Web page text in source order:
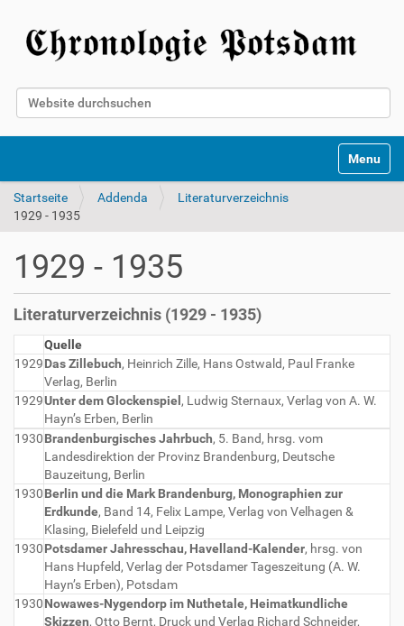
Website durchsuchen
Toggle
Startseite Addenda
Literaturverzeichnis
1929 - 1935
1929 - 1935
Literaturverzeichnis (1929 - 1935)
Quelle
1929Das Zillebuch, Heinrich Zille, Hans Ostwald, Paul Franke
Verlag, Berlin
1929Unter dem Glockenspiel , Ludwig Sternaux, Verlag von A. W.
Hayn’s Erben, Berlin
1930Brandenburgisches Jahrbuch, 5. Band, hrsg. vom
Landesdirektion der Provinz Brandenburg, Deutsche
Bauzeitung, Berlin
1930Berlin und die Mark Brandenburg, Monographien zur
Erdkunde, Band 14, Felix Lampe, Verlag von Velhagen &
Klasing, Bielefeld und Leipzig
1930Potsdamer Jahresschau, Havelland-Kalender, hrsg. von
Hans Hupfeld, Verlag der Potsdamer Tageszeitung (A. W.
Hayn’s Erben), Potsdam
1930Nowawes-Nygendorp im Nuthetale, Heimatkundliche
Skizzen, Otto Bernt, Druck und Verlag Richard Schneider,